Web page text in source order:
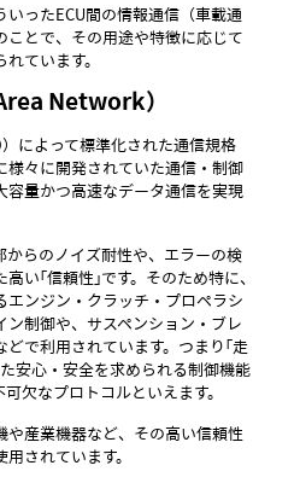
ったECU間の情報通信（車載通
とで、その用途や特徴に応じて
ています。
Network）
によって標準化された通信規格
様々に開発されていた通信・制御
容量かつ高速なデータ通信を実現
らのノイズ耐性や、エラーの検
い「信頼性」です。そのため特に、
ンジン・クラッチ・プロペラシ
制御や、サスペンション・ブレ
で利用されています。つまり「走
安心・安全を求められる制御機能
欠なプロトコルといえます。
や産業機器など、その高い信頼性
されています。